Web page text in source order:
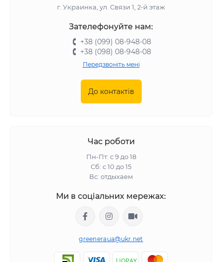
г. Украинка, ул. Связи 1, 2-й этаж
Зателефонуйте нам:
+38 (099) 08-948-08
+38 (098) 08-948-08
Передзвоніть мені
До контактів
Час роботи
Пн-Пт: с 9 до 18
Сб: с 10 до 15
Вс: отдыхаем
Ми в соціальних мережах:
greeneraua@ukr.net